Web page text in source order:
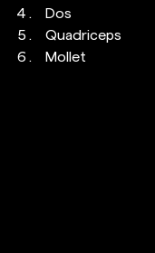
Dos
Quadriceps
Mollet